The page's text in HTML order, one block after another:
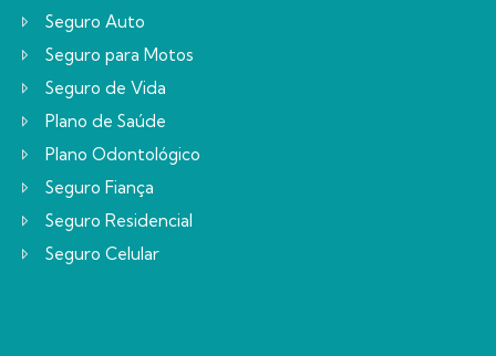
Seguro Auto
Seguro para Motos
Seguro de Vida
Plano de Saúde
Plano Odontológico
Seguro Fiança
Seguro Residencial
Seguro Celular